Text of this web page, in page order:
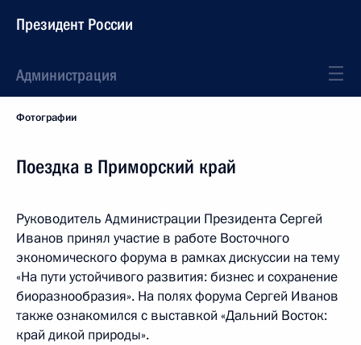
Президент России
Администрация
Фотографии
Поездка в Приморский край
Руководитель Администрации Президента Сергей
Иванов принял участие в работе Восточного
экономического форума в рамках дискуссии на тему
«На пути устойчивого развития: бизнес и сохранение
биоразнообразия». На полях форума Сергей Иванов
также ознакомился с выставкой «Дальний Восток:
край дикой природы».